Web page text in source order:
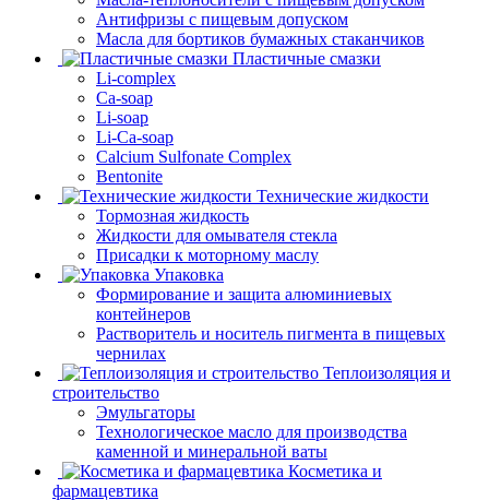
Антифризы с пищевым допуском
Масла для бортиков бумажных стаканчиков
Пластичные смазки
Li-complex
Ca-soap
Li-soap
Li-Ca-soap
Calcium Sulfonate Complex
Bentonite
Технические жидкости
Тормозная жидкость
Жидкости для омывателя стекла
Присадки к моторному маслу
Упаковка
Формирование и защита алюминиевых
контейнеров
Растворитель и носитель пигмента в пищевых
чернилах
Теплоизоляция и
строительство
Эмульгаторы
Технологическое масло для производства
каменной и минеральной ваты
Косметика и
фармацевтика